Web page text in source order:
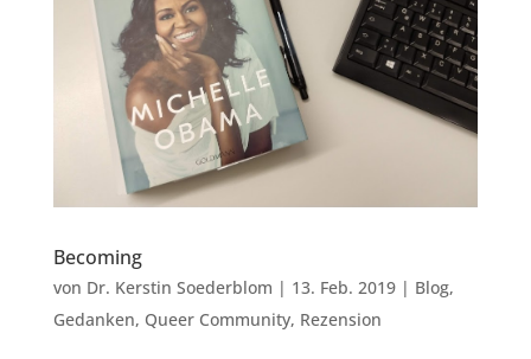
Becoming
von Dr. Kerstin Soederblom | 13. Feb. 2019| Blog,
Gedanken, Queer Community, Rezension